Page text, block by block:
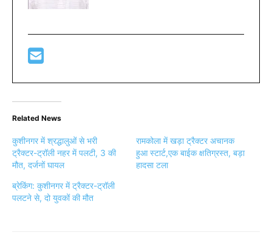
Related News
कुशीनगर में श्रद्धालुओं से भरी
ट्रैक्टर-ट्रॉली नहर में पलटी, 3 की
मौत, दर्जनों घायल
रामकोला में खड़ा ट्रैक्टर अचानक
हुआ स्टार्ट,एक बाईक क्षतिग्रस्त, बड़ा
हादसा टला
ब्रेकिंग: कुशीनगर में ट्रैक्टर-ट्रॉली
पलटने से, दो युवकों की मौत